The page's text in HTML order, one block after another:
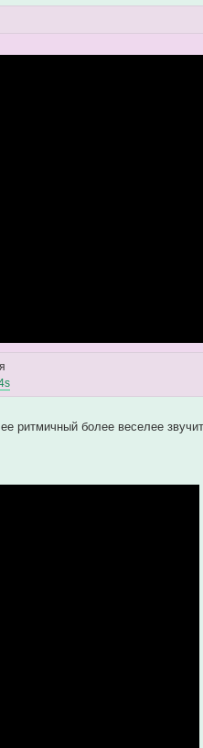
ритмичный более веселее